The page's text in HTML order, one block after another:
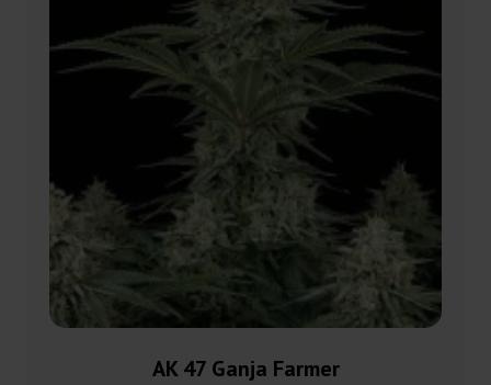
AK 47 Ganja Farmer